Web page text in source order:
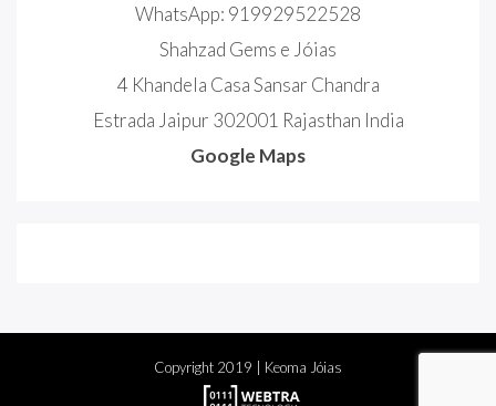
WhatsApp: 919929522528
Shahzad Gems e Jóias
4 Khandela Casa Sansar Chandra
Estrada Jaipur 302001 Rajasthan India
Google Maps
Copyright 2019 | Keoma Jóias